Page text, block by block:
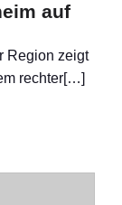
auf
Region zeigt
rechter[…]